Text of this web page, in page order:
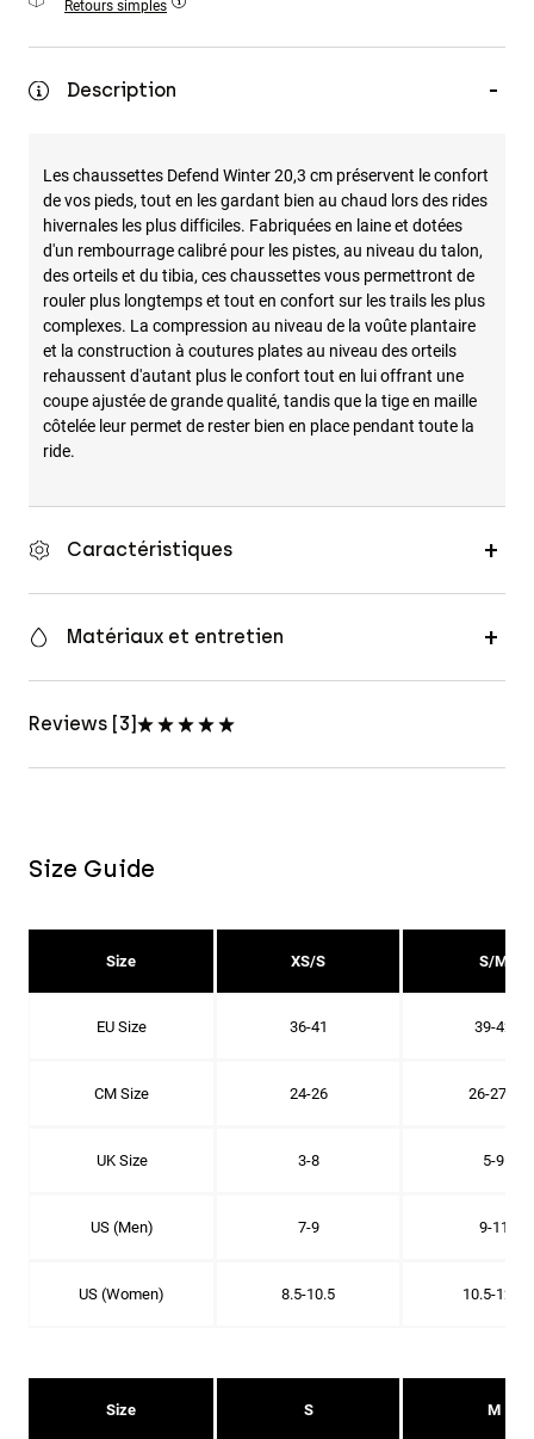
Accessoires
Sacs et sacs à dos
Voir tout
Retours simples
Description
Les chaussettes Defend Winter 20,3 cm préservent le confort
de vos pieds, tout en les gardant bien au chaud lors des rides
hivernales les plus difficiles. Fabriquées en laine et dotées
d'un rembourrage calibré pour les pistes, au niveau du talon,
des orteils et du tibia, ces chaussettes vous permettront de
rouler plus longtemps et tout en confort sur les trails les plus
complexes. La compression au niveau de la voûte plantaire
et la construction à coutures plates au niveau des orteils
rehaussent d'autant plus le confort tout en lui offrant une
coupe ajustée de grande qualité, tandis que la tige en maille
côtelée leur permet de rester bien en place pendant toute la
ride.
Caractéristiques
Matériaux et entretien
Reviews [3]
Size Guide
Size XS/S S/M
EU Size 36-41 39-42
CM Size 24-26 26-27.8
UK Size 3-8 5-9
US (Men) 7-9 9-11
US (Women) 8.5-10.5 10.5-12.5
Size S M